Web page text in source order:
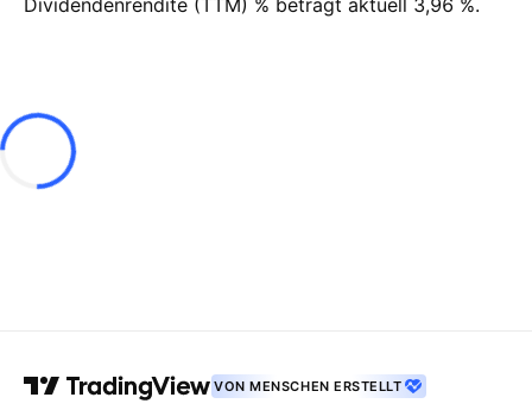
Dividendenrendite (TTM) % beträgt aktuell 3,96 %.
VON MENSCHEN ERSTELLT